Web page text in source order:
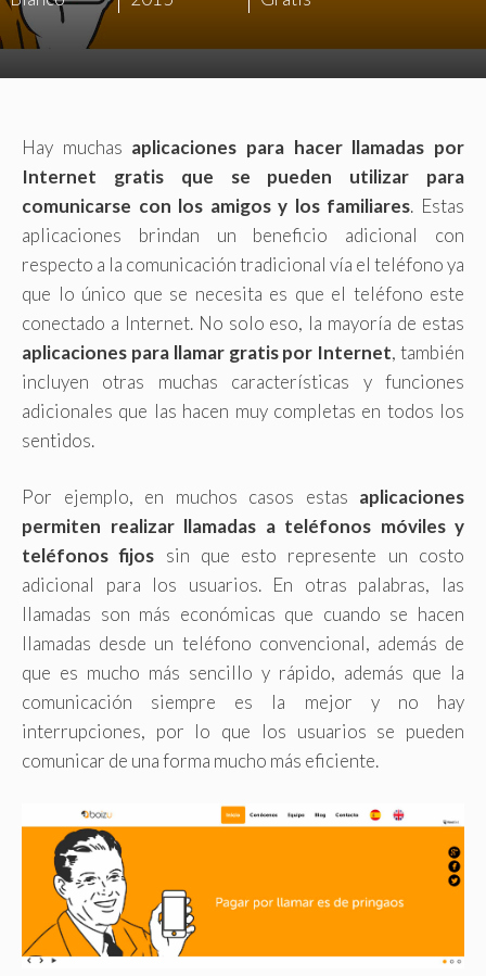
Hay muchas aplicaciones para hacer llamadas por
Internet gratis que se pueden utilizar para
comunicarse con los amigos y los familiares. Estas
aplicaciones brindan un beneficio adicional con
respecto a la comunicación tradicional vía el teléfono ya
que lo único que se necesita es que el teléfono este
conectado a Internet. No solo eso, la mayoría de estas
aplicaciones para llamar gratis por Internet, también
incluyen otras muchas características y funciones
adicionales que las hacen muy completas en todos los
sentidos.
Por ejemplo, en muchos casos estas aplicaciones
permiten realizar llamadas a teléfonos móviles y
teléfonos fijos sin que esto represente un costo
adicional para los usuarios. En otras palabras, las
llamadas son más económicas que cuando se hacen
llamadas desde un teléfono convencional, además de
que es mucho más sencillo y rápido, además que la
comunicación siempre es la mejor y no hay
interrupciones, por lo que los usuarios se pueden
comunicar de una forma mucho más eficiente.